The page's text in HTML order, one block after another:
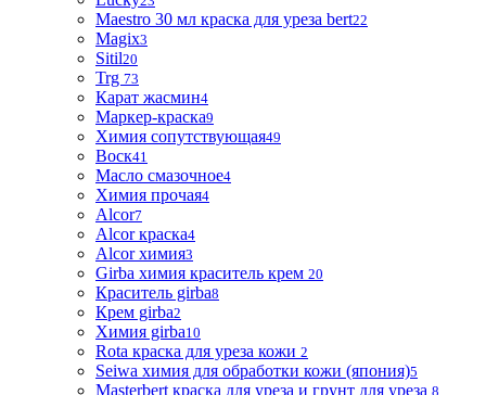
Maestro 30 мл краска для уреза bert22
Magix3
Sitil20
Trg 73
Карат жасмин4
Маркер-краска9
Химия сопутствующая49
Воск41
Масло смазочное4
Химия прочая4
Alcor7
Alcor краска4
Alcor химия3
Girba химия краситель крем 20
Краситель girba8
Крем girba2
Химия girba10
Rota краска для уреза кожи 2
Seiwa химия для обработки кожи (япония)5
Masterbert краска для уреза и грунт для уреза 8